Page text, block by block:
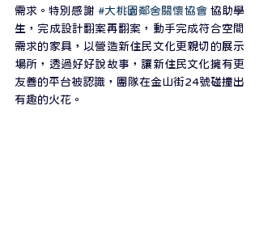
需求。特別感謝 #大桃園鄰舍關懷協會 協助學
生，完成設計翻案再翻案，動手完成符合空間
需求的家具，以營造新住民文化更親切的展示
場所，透過好好說故事，讓新住民文化擁有更
友善的平台被認識，團隊在金山街24號碰撞出
有趣的火花。